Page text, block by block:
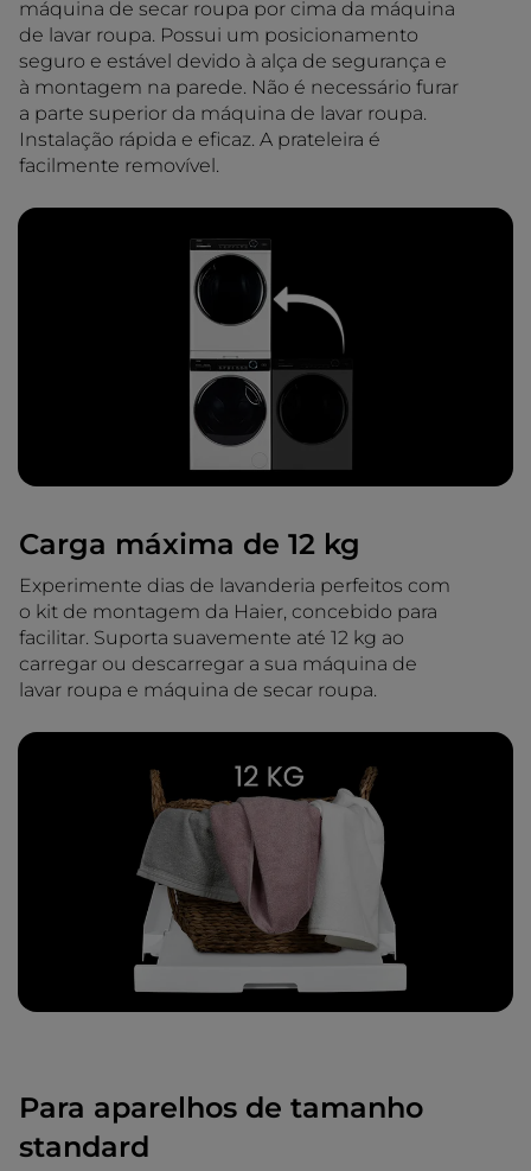
máquina de secar roupa por cima da máquina
de lavar roupa. Possui um posicionamento
seguro e estável devido à alça de segurança e
à montagem na parede. Não é necessário furar
a parte superior da máquina de lavar roupa.
Instalação rápida e eficaz. A prateleira é
facilmente removível.
Carga máxima de 12 kg
Experimente dias de lavanderia perfeitos com
o kit de montagem da Haier, concebido para
facilitar. Suporta suavemente até 12 kg ao
carregar ou descarregar a sua máquina de
lavar roupa e máquina de secar roupa.
Para aparelhos de tamanho
standard